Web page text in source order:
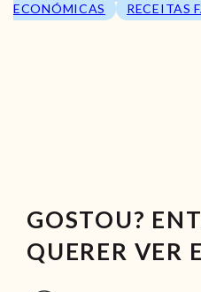
ECONÓMICAS
RECEITAS
GOSTOU?
QUERER VER